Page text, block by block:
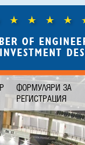
ФОРМУЛЯРИ ЗА
РЕГИСТРАЦИЯ